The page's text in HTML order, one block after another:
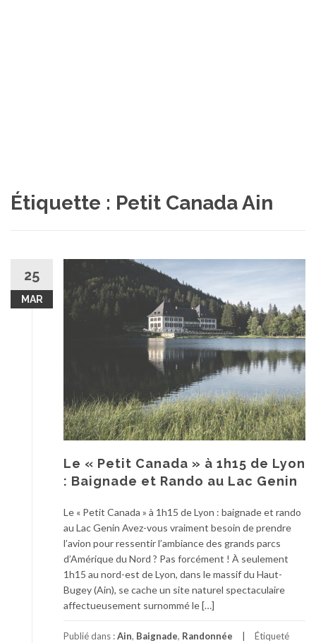
Étiquette : Petit Canada Ain
25
MAR
Le « Petit Canada » à 1h15 de Lyon
: Baignade et Rando au Lac Genin
Le « Petit Canada » à 1h15 de Lyon : baignade et rando
au Lac Genin Avez-vous vraiment besoin de prendre
l’avion pour ressentir l’ambiance des grands parcs
d’Amérique du Nord ? Pas forcément ! À seulement
1h15 au nord-est de Lyon, dans le massif du Haut-
Bugey (Ain), se cache un site naturel spectaculaire
affectueusement surnommé le […]
Publié dans :Ain, Baignade, Randonnée Étiqueté